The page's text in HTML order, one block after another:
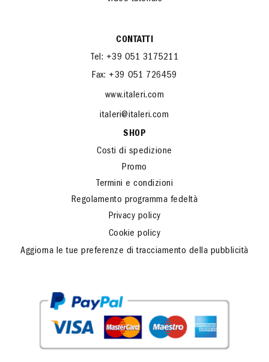
CONTATTI
Tel: +39 051 3175211
Fax: +39 051 726459
www.italeri.com
italeri@italeri.com
SHOP
Costi di spedizione
Promo
Termini e condizioni
Regolamento programma fedeltà
Privacy policy
Cookie policy
Aggiorna le tue preferenze di tracciamento della pubblicità